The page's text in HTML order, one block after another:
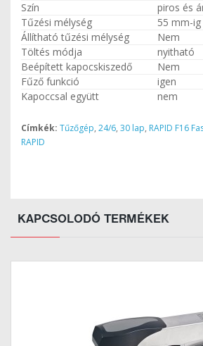
Szín
piros és
Tűzési mélység
55 mm-ig
Állítható tűzési mélység
Nem
Töltés módja
nyitható
Beépített kapocskiszedő
Nem
Fűző funkció
igen
Kapoccsal együtt
nem
Címkék: Tűzőgép, 24/6, 30 lap, RAPID F16
RAPID
KAPCSOLODÓ TERMÉKEK